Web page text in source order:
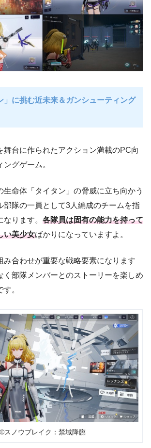
」に挑む近未来＆ガンシューティング
舞台に作られたアクション満載のPC向
グゲーム。
生命体「タイタン」の脅威に立ち向かう
部隊の一員として3人編成のチームを指
ります。 各隊員は固有の能力を持って
い美少女ばかりになっていますよ。
み合わせが重要な戦略要素になります
く部隊メンバーとのストーリーを楽しめ
。
©スノウブレイク：禁域降臨